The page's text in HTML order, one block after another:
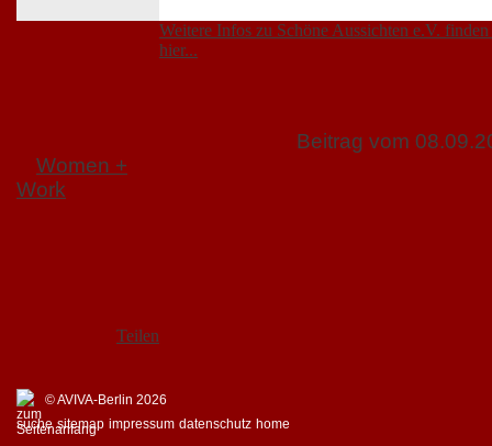
Weitere Infos zu Schöne Aussichten e.V. finden
hier...
Women +
Work
Beitrag vom
Teilen
© AVIVA-Berlin 2026
suche sitemap impressum datenschutz home